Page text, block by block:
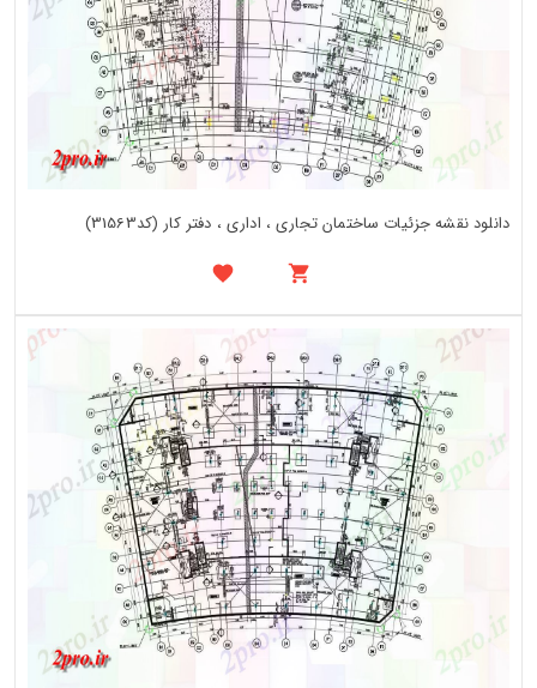
دانلود نقشه جزئیات ساختمان تجاری ، اداری ، دفتر کار (کد31563)